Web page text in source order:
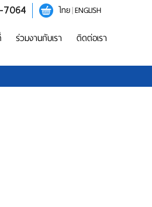
ไทย|ENGLISH
ร่วมงานกับเรา ติดต่อเรา